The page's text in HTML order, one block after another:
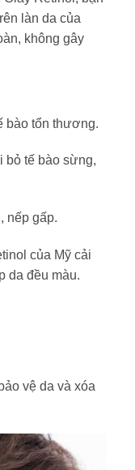
làn da của
không gây
bào tổn thương.
bỏ tế bào sừng,
nếp gấp.
của Mỹ cải
da đều màu.
vệ da và xóa